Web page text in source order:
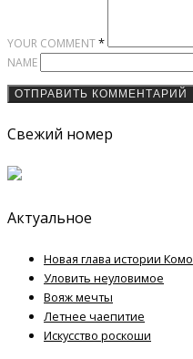
YOUR COMMENT*
NAME
Свежий номер
Актуальное
Новая глава истории Комо
Уловить неуловимое
Вояж мечты
Летнее чаепитие
Искусство роскоши